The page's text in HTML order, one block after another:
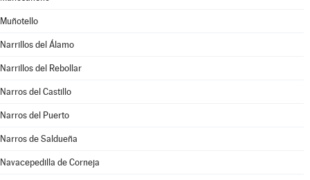
Muñotello
Narrillos del Álamo
Narrillos del Rebollar
Narros del Castillo
Narros del Puerto
Narros de Saldueña
Navacepedilla de Corneja